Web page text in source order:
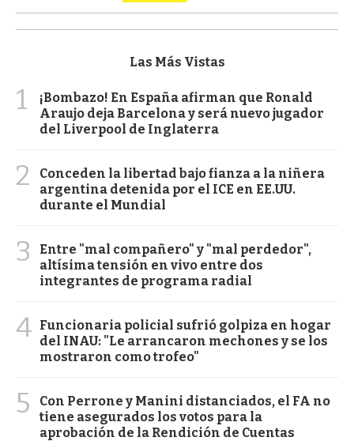
Las Más Vistas
1
¡Bombazo! En España afirman que Ronald
Araujo deja Barcelona y será nuevo jugador
del Liverpool de Inglaterra
2
Conceden la libertad bajo fianza a la niñera
argentina detenida por el ICE en EE.UU.
durante el Mundial
3
Entre "mal compañero" y "mal perdedor",
altísima tensión en vivo entre dos
integrantes de programa radial
4 Funcionaria policial sufrió golpiza en hogar
del INAU: "Le arrancaron mechones y se los
mostraron como trofeo"
5
Con Perrone y Manini distanciados, el FA no
tiene asegurados los votos para la
aprobación de la Rendición de Cuentas